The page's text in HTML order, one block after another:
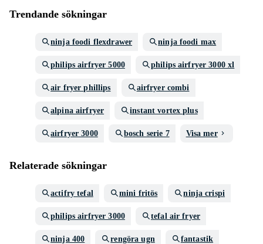
Trendande sökningar
ninja foodi flexdrawer ninja foodi max
philips airfryer 5000 philips airfryer 3000 xl
air fryer phillips airfryer combi
alpina airfryer instant vortex plus
airfryer 3000 bosch serie 7 Visa mer
Relaterade sökningar
actifry tefal mini fritös ninja crispi
philips airfryer 3000 tefal air fryer
ninja 400 rengöra ugn fantastik